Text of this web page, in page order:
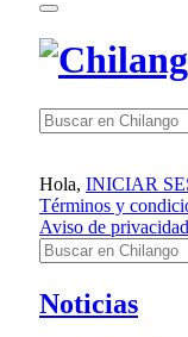
Hola, INICIAR
Términos y
Aviso de privacidad
Noticias